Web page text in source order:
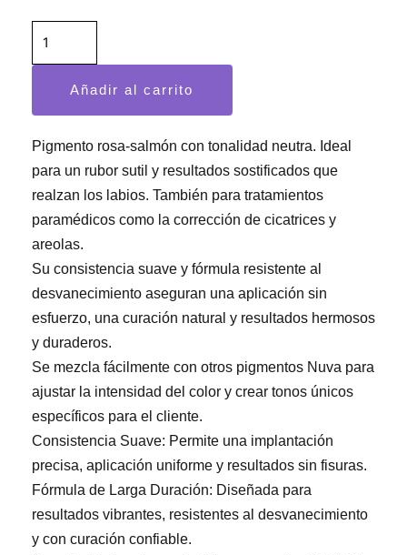
cantidad
Añadir al carrito
Pigmento rosa-salmón con tonalidad neutra. Ideal
para un rubor sutil y resultados sostificados que
realzan los labios. También para tratamientos
paramédicos como la corrección de cicatrices y
areolas.
Su consistencia suave y fórmula resistente al
desvanecimiento aseguran una aplicación sin
esfuerzo, una curación natural y resultados hermosos
y duraderos.
Se mezcla fácilmente con otros pigmentos Nuva para
ajustar la intensidad del color y crear tonos únicos
específicos para el cliente.
Consistencia Suave: Permite una implantación
precisa, aplicación uniforme y resultados sin fisuras.
Fórmula de Larga Duración: Diseñada para
resultados vibrantes, resistentes al desvanecimiento
y con curación confiable.